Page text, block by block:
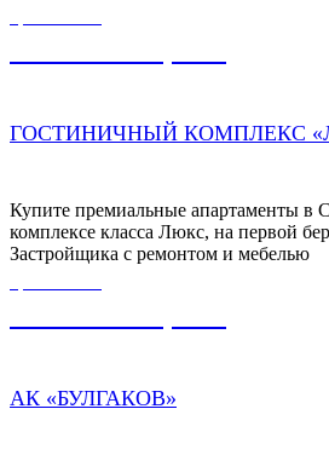
ГОСТИНИЧНЫЙ КОМПЛЕКС
Купите премиальные апартаменты в
комплексе класса Люкс, на первой
Застройщика с ремонтом и мебелью
АК «БУЛГАКОВ»